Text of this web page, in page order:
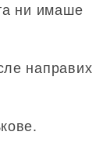
ни имаше
направих